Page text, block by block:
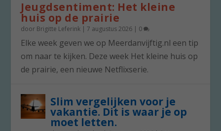
Jeugdsentiment: Het kleine
huis op de prairie
door Brigitte Leferink |7 augustus 2026 | 0
Elke week geven we op Meerdanvijftig.nl een tip
om naar te kijken. Deze week Het kleine huis op
de prairie, een nieuwe Netflixserie.
Slim vergelijken voor je
vakantie. Dit is waar je op
moet letten.